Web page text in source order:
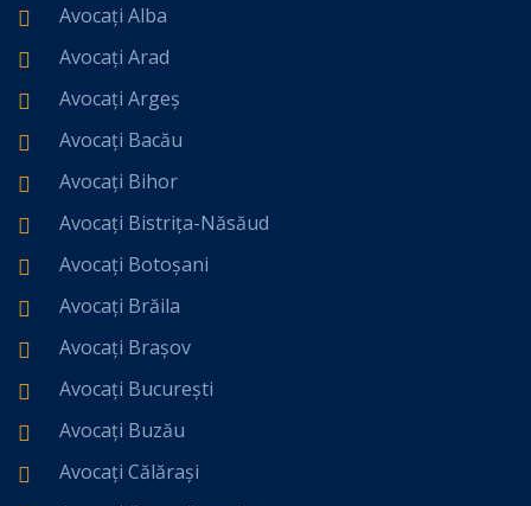
Avocați Alba
Avocați Arad
Avocați Argeș
Avocați Bacău
Avocați Bihor
Avocați Bistrița-Năsăud
Avocați Botoșani
Avocați Brăila
Avocați Brașov
Avocați București
Avocați Buzău
Avocați Călărași